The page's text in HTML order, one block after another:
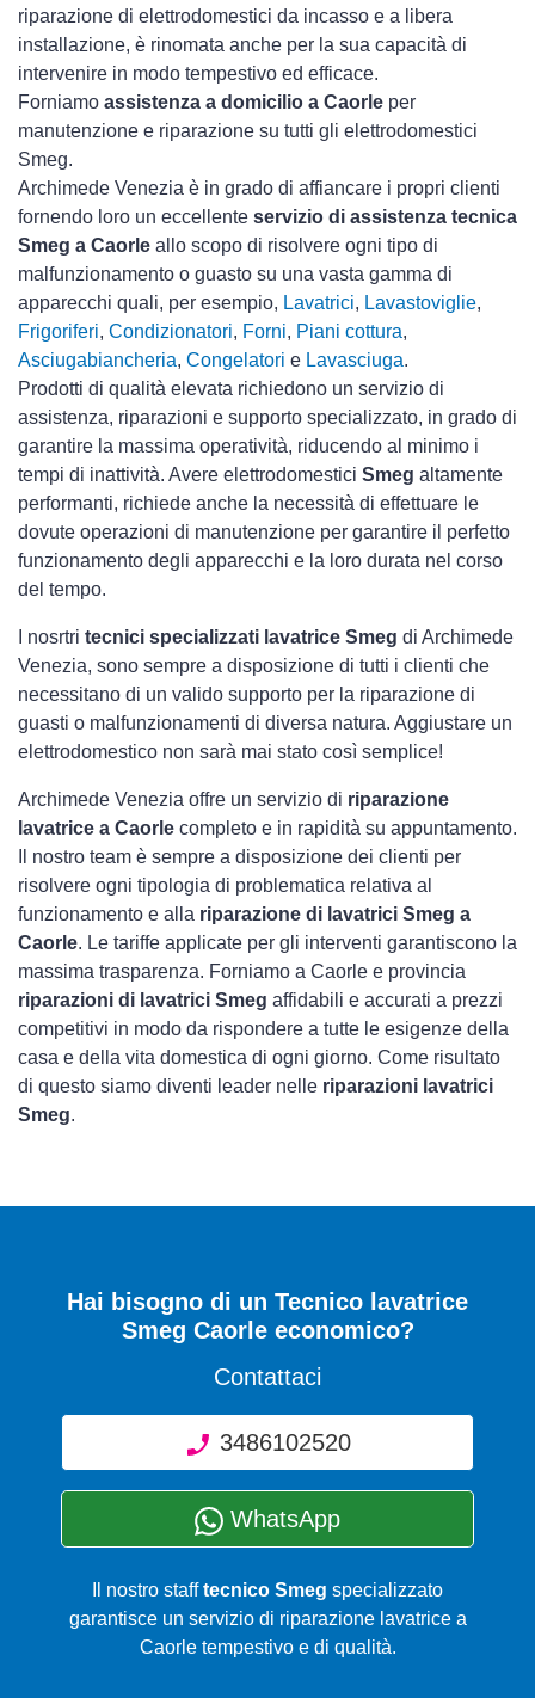
riparazione di elettrodomestici da incasso e a libera
installazione, è rinomata anche per la sua capacità di
intervenire in modo tempestivo ed efficace.
Forniamo assistenza a domicilio a Caorle per
manutenzione e riparazione su tutti gli elettrodomestici
Smeg.
Archimede Venezia è in grado di affiancare i propri clienti
fornendo loro un eccellente servizio di assistenza tecnica
Smeg a Caorle allo scopo di risolvere ogni tipo di
malfunzionamento o guasto su una vasta gamma di
apparecchi quali, per esempio, Lavatrici, Lavastoviglie,
Frigoriferi, Condizionatori, Forni, Piani cottura,
Asciugabiancheria, Congelatori e Lavasciuga.
Prodotti di qualità elevata richiedono un servizio di
assistenza, riparazioni e supporto specializzato, in grado di
garantire la massima operatività, riducendo al minimo i
tempi di inattività. Avere elettrodomestici Smeg altamente
performanti, richiede anche la necessità di effettuare le
dovute operazioni di manutenzione per garantire il perfetto
funzionamento degli apparecchi e la loro durata nel corso
del tempo.
I nosrtri tecnici specializzati lavatrice Smeg di Archimede
Venezia, sono sempre a disposizione di tutti i clienti che
necessitano di un valido supporto per la riparazione di
guasti o malfunzionamenti di diversa natura. Aggiustare un
elettrodomestico non sarà mai stato così semplice!
Archimede Venezia offre un servizio di riparazione
lavatrice a Caorle completo e in rapidità su appuntamento.
Il nostro team è sempre a disposizione dei clienti per
risolvere ogni tipologia di problematica relativa al
funzionamento e alla riparazione di lavatrici Smeg a
Caorle. Le tariffe applicate per gli interventi garantiscono la
massima trasparenza. Forniamo a Caorle e provincia
riparazioni di lavatrici Smeg affidabili e accurati a prezzi
competitivi in modo da rispondere a tutte le esigenze della
casa e della vita domestica di ogni giorno. Come risultato
di questo siamo diventi leader nelle riparazioni lavatrici
Smeg.
Hai bisogno di un Tecnico lavatrice
Smeg Caorle economico?
Contattaci
3486102520
WhatsApp
Il nostro stafftecnico Smeg specializzato
garantisce un servizio di riparazione lavatrice a
Caorle tempestivo e di qualità.